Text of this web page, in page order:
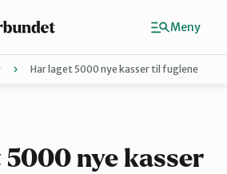
Har laget 5000 nye kasser til fuglene
5000 nye kasser